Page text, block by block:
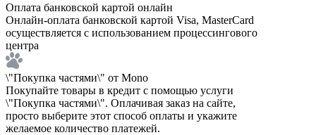
Оплата банковской картой онлайн
Онлайн-оплата банковской картой Visa, MasterCard
осуществляется с использованием процессингового
центра
\"Покупка частями\" от Mono
Покупайте товары в кредит с помощью услуги
\"Покупка частями\". Оплачивая заказ на сайте,
просто выберите этот способ оплаты и укажите
желаемое количество платежей.